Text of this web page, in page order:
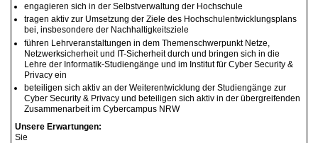
engagieren sich in der Selbstverwaltung der Hochschule
tragen aktiv zur Umsetzung der Ziele des Hochschulentwicklungsplans
bei, insbesondere der Nachhaltigkeitsziele
führen Lehrveranstaltungen in dem Themenschwerpunkt Netze,
Netzwerksicherheit und IT-Sicherheit durch und bringen sich in die
Lehre der Informatik-Studiengänge und im Institut für Cyber Security &
Privacy ein
beteiligen sich aktiv an der Weiterentwicklung der Studiengänge zur
Cyber Security & Privacy und beteiligen sich aktiv in der übergreifenden
Zusammenarbeit im Cybercampus NRW
Unsere Erwartungen:
Sie